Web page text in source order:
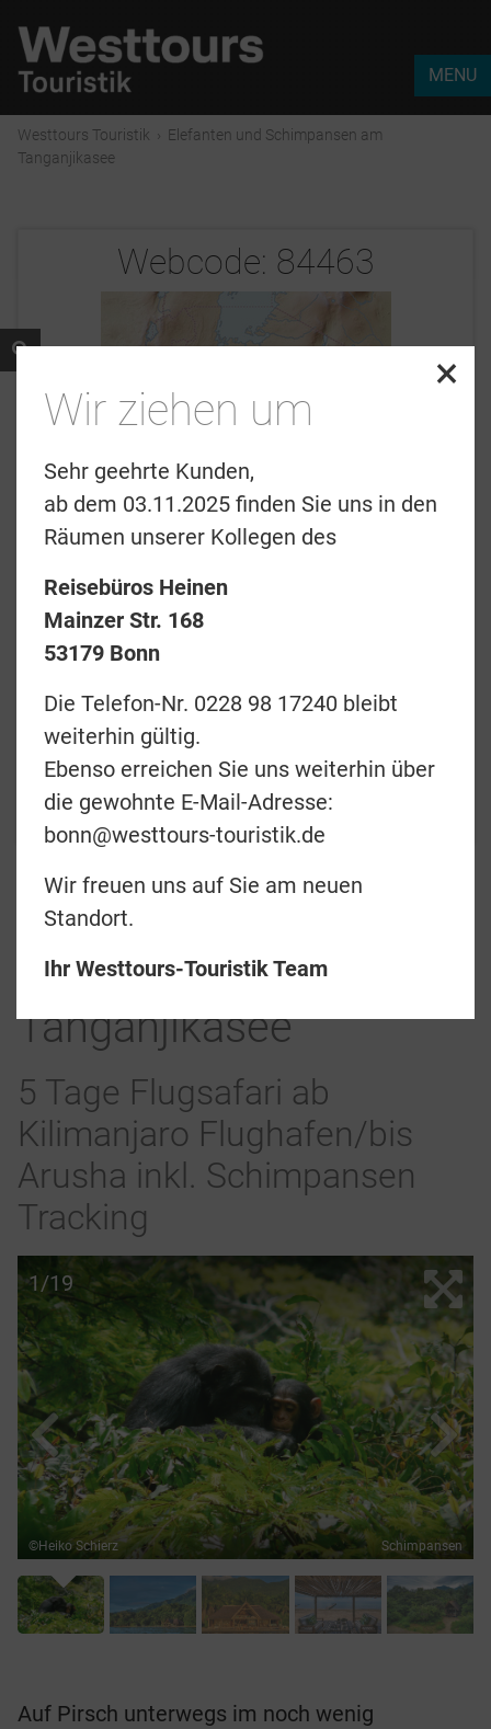
MENU
Westtours Touristik › Elefanten und Schimpansen am
Tanganjikasee
Webcode: 84463
Preise & Termine
Angebotsanfrage
Merkliste
zurück
Teilen
Elefanten und
Schimpansen am
Tanganjikasee
5 Tage Flugsafari ab
Kilimanjaro Flughafen/bis
Arusha inkl. Schimpansen
Tracking
1/19
©Heiko Schierz Schimpansen
Auf Pirsch unterwegs im noch wenig
×
Wir ziehen um
Sehr geehrte Kunden,
ab dem 03.11.2025 finden Sie uns in den
Räumen unserer Kollegen des
Reisebüros Heinen
Mainzer Str. 168
53179 Bonn
Die Telefon-Nr. 0228 98 17240 bleibt
weiterhin gültig.
Ebenso erreichen Sie uns weiterhin über
die gewohnte E-Mail-Adresse:
bonn@westtours-touristik.de
Wir freuen uns auf Sie am neuen
Standort.
Ihr Westtours-Touristik Team